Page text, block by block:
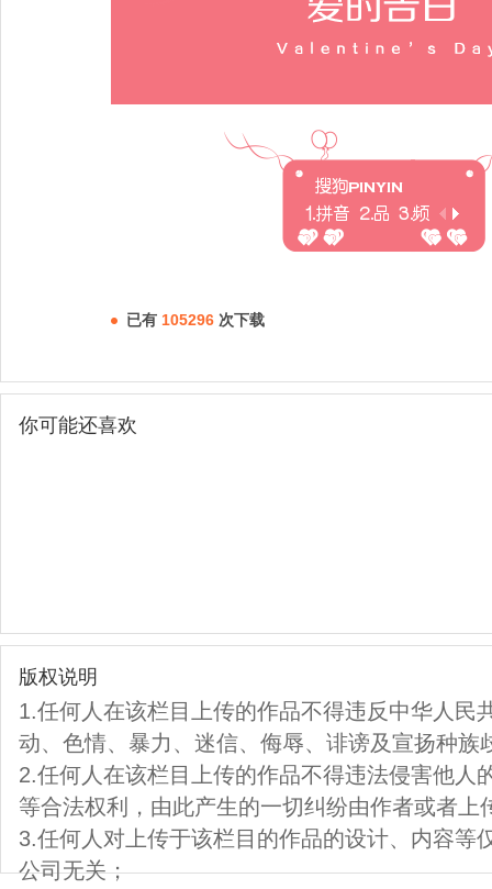
已有 105296 次下载
你可能还喜欢
版权说明
1.任何人在该栏目上传的作品不得违反中华人民
动、色情、暴力、迷信、侮辱、诽谤及宣扬种族
2.任何人在该栏目上传的作品不得违法侵害他人
等合法权利，由此产生的一切纠纷由作者或者上
3.任何人对上传于该栏目的作品的设计、内容等
公司无关；